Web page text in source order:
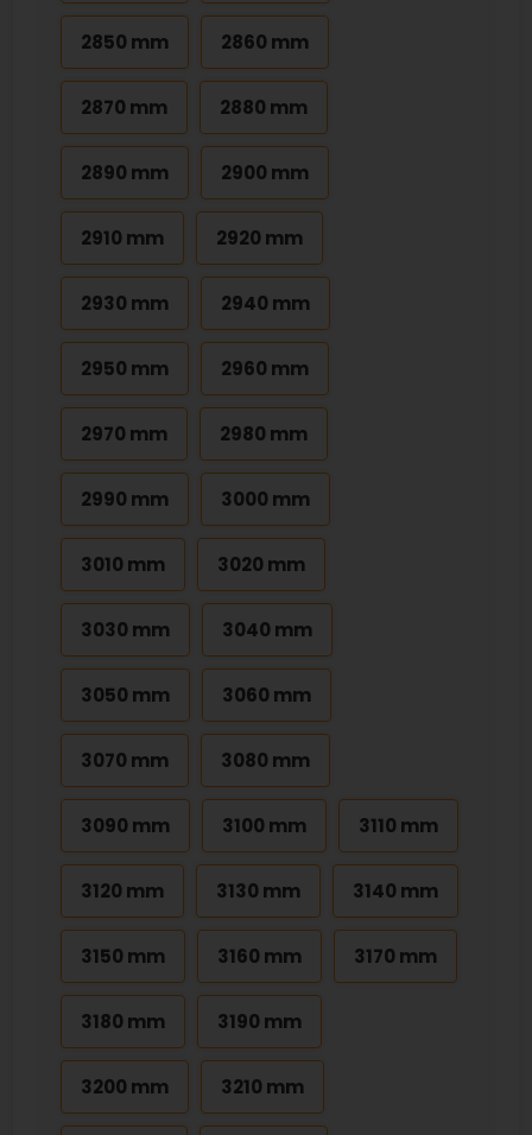
2850 mm 2860 mm
2870 mm 2880 mm
2890 mm 2900 mm
2910 mm 2920 mm
2930 mm 2940 mm
2950 mm 2960 mm
2970 mm 2980 mm
2990 mm 3000 mm
3010 mm 3020 mm
3030 mm 3040 mm
3050 mm 3060 mm
3070 mm 3080 mm
3090 mm 3100 mm 3110 mm
3120 mm 3130 mm 3140 mm
3150 mm 3160 mm 3170 mm
3180 mm 3190 mm
3200 mm 3210 mm